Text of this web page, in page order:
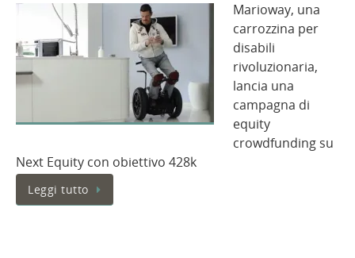
Marioway, una
carrozzina per
disabili
rivoluzionaria,
lancia una
campagna di
equity
crowdfunding su
Next Equity con obiettivo 428k
Leggi tutto